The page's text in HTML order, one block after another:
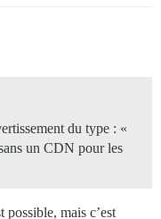
du type : «
un CDN pour les
possible, mais c’est